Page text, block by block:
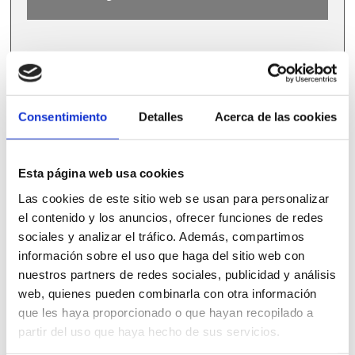
Consentimiento Detalles Acerca de las cookies
Esta página web usa cookies
Las cookies de este sitio web se usan para personalizar
el contenido y los anuncios, ofrecer funciones de redes
sociales y analizar el tráfico. Además, compartimos
información sobre el uso que haga del sitio web con
nuestros partners de redes sociales, publicidad y análisis
web, quienes pueden combinarla con otra información
que les haya proporcionado o que hayan recopilado a
partir del uso que haya hecho de sus servicios.
PRODUCTOS
RELACIONADOS